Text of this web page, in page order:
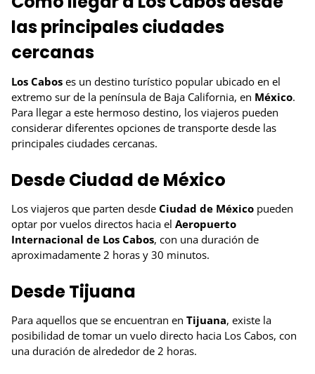
las principales ciudades
cercanas
Los Cabos es un destino turístico popular ubicado en el
extremo sur de la península de Baja California, en México.
Para llegar a este hermoso destino, los viajeros pueden
considerar diferentes opciones de transporte desde las
principales ciudades cercanas.
Desde Ciudad de México
Los viajeros que parten desde Ciudad de México pueden
optar por vuelos directos hacia el Aeropuerto
Internacional de Los Cabos, con una duración de
aproximadamente 2 horas y 30 minutos.
Desde Tijuana
Para aquellos que se encuentran en Tijuana, existe la
posibilidad de tomar un vuelo directo hacia Los Cabos, con
una duración de alrededor de 2 horas.